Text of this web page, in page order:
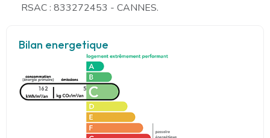
RSAC : 833272453 - CANNES.
Bilan energetique
162 5